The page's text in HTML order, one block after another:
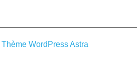
Thème WordPress Astra